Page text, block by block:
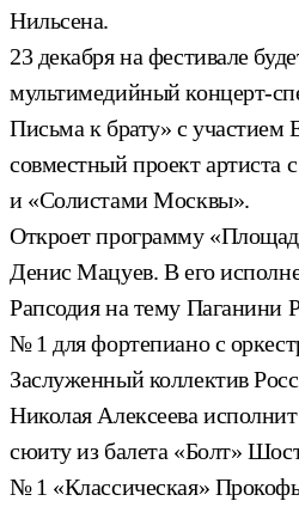
Нильсена.
23 декабря на фестивале
мультимедийный концерт-
Письма к брату» с
совместный проект
и «Солистами Москвы».
Откроет программу
Денис Мацуев. В его
Рапсодия на тему Паганини
№ 1 для фортепиано с
Заслуженный коллектив
Николая Алексеева
сюиту из балета «Болт»
№ 1 «Классическая»